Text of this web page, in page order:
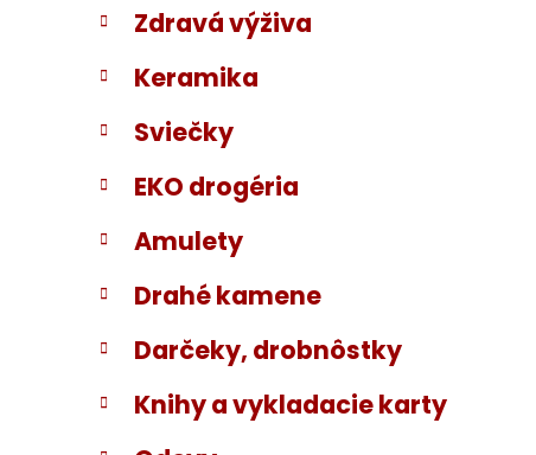
Zdravá výživa
Keramika
Sviečky
EKO drogéria
Amulety
Drahé kamene
Darčeky, drobnôstky
Knihy a vykladacie karty